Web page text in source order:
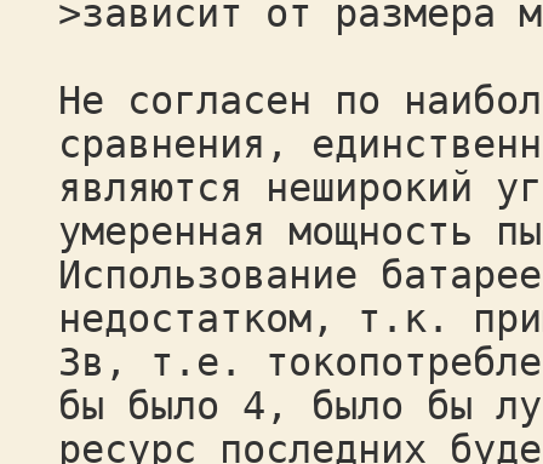
>зависит от размера
Не согласен по
сравнения,
являются неширокий
умеренная мощность
Использование
недостатком, т.к.
3в, т.е.
бы было 4, было бы
ресурс последних